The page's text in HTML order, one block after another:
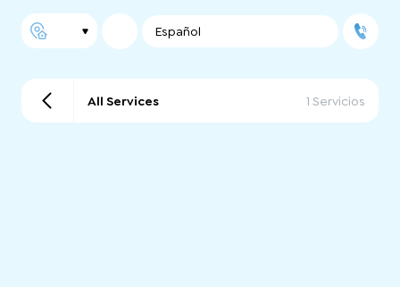
Español
All Services 1 Servicios